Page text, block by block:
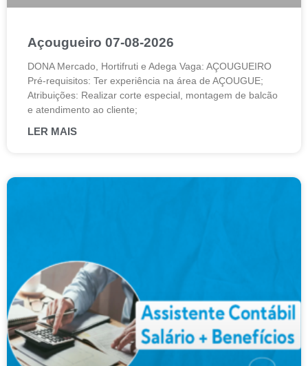
Açougueiro 07-08-2026
DONA Mercado, Hortifruti e Adega Vaga: AÇOUGUEIRO
Pré-requisitos: Ter experiência na área de AÇOUGUE;
Atribuições: Realizar corte especial, montagem de balcão
e atendimento ao cliente;
LER MAIS